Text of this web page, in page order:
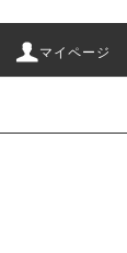
マイページ